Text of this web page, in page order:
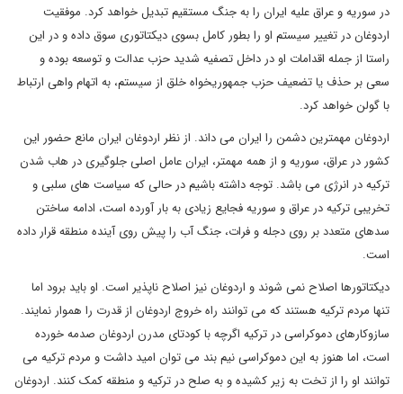
در سوریه و عراق علیه ایران را به جنگ مستقیم تبدیل خواهد کرد. موفقیت
اردوغان در تغییر سیستم او را بطور کامل بسوی دیکتاتوری سوق داده و در این
راستا از جمله اقدامات او در داخل تصفیه شدید حزب عدالت و توسعه بوده و
سعی بر حذف یا تضعیف حزب جمهوریخواه خلق از سیستم، به اتهام واهی ارتباط
با گولن خواهد کرد.
اردوغان مهمترین دشمن را ایران می داند. از نظر اردوغان ایران مانع حضور این
کشور در عراق، سوریه و از همه مهمتر، ایران عامل اصلی جلوگیری در هاب شدن
ترکیه در انرژی می باشد. توجه داشته باشیم در حالی که سیاست های سلبی و
تخریبی ترکیه در عراق و سوریه فجایع زیادی به بار آورده است، ادامه ساختن
سدهای متعدد بر روی دجله و فرات، جنگ آب را پیش روی آینده منطقه قرار داده
است.
دیکتاتورها اصلاح نمی شوند و اردوغان نیز اصلاح ناپذیر است. او باید برود اما
تنها مردم ترکیه هستند که می توانند راه خروج اردوغان از قدرت را هموار نمایند.
سازوکارهای دموکراسی در ترکیه اگرچه با کودتای مدرن اردوغان صدمه خورده
است، اما هنوز به این دموکراسی نیم بند می توان امید داشت و مردم ترکیه می
توانند او را از تخت به زیر کشیده و به صلح در ترکیه و منطقه کمک کنند. اردوغان